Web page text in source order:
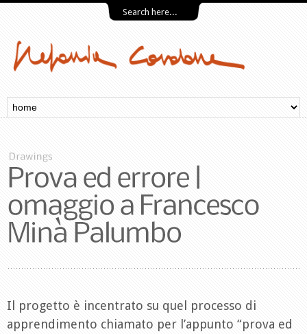
Il progetto è incentrato su quel processo di
apprendimento chiamato per l’appunto “prova ed